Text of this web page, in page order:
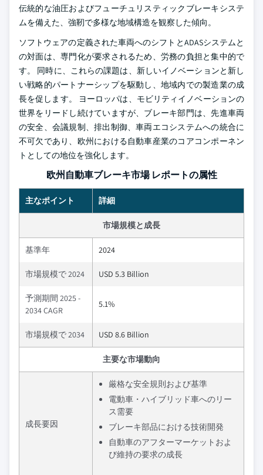
伝統的な油圧およびフューチュリスティックブレーキシステ
ムを備えた、強靭で多様な地域構造を観察した傾向。
ソフトウェアの定義された車両へのシフトとADASシステムと
の対面は、専門化が要求されるため、労務の負担と集中的で
す。 同時に、これらの課題は、新しいイノベーションと新し
い戦略的パートナーシップを駆動し、地域内での製造業の成
長を促します。 ヨーロッパは、モビリティイノベーションの
世界をリードし続けていますが、ブレーキ部門は、先進車両
の安全、会議規制、排出制御、車両エコシステムへの統合に
不可欠であり、欧州における自動車産業のコアコンポーネン
トとしての地位を強化します。
欧州自動車ブレーキ市場 レポートの属性
主なポイント 詳細
市場規模と成長
基準年 2024
市場規模で 2024 USD 5.3 Billion
予測期間 2025 -
2034 CAGR
5.1%
市場規模で 2034 USD 8.6 Billion
主要な市場動向
成長要因
厳格な安全規則および基準
電動車・ハイブリッド車へのリー
ス需要
ブレーキ部品における技術開発
自動車のアフターマーケットおよ
び維持の要求の成長